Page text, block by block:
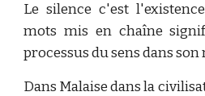
Le silence c'est
mots mis en chaîne
processus du sens dans
Dans Malaise dans la